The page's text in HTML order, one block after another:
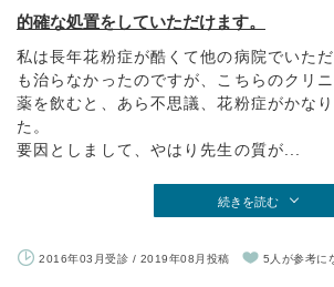
的確な処置をしていただけます。
私は長年花粉症が酷くて他の病院でいた
も治らなかったのですが、こちらのクリ
薬を飲むと、あら不思議、花粉症がかな
た。
要因としまして、やはり先生の質が...
続きを読む
2016年03月受診 / 2019年08月投稿 5人が参考に